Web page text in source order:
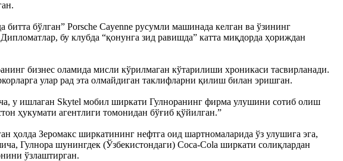
бўлган” Porsche Cayenne русумли машинада келган ва ўзининг
бу клубда “қонунга зид равишда” катта миқдорда ҳориждан
бизнес оламида мисли кўрилмаган кўтарилиши хроникаси тасвирланади.
улар рад эта олмайдиган таклифларни қилиш билан эришган.
у ишлаган Skytel мобил ширкати Гулноранинг фирма улушини сотиб олиш
ҳукумати агентлиги томонидан бўғиб қўйилган.”
ҳолда Зеромакс ширкатининг нефтга оид шартномаларида ўз улушига эга,
Гулнора шунингдек (Ўзбекистондаги) Coca-Cola ширкати солиқлардан
ўзлаштирган.